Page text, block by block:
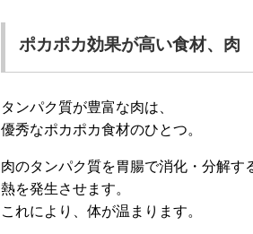
ポカポカ効果が高い食材、肉
タンパク質が豊富な肉は、
優秀なポカポカ食材のひとつ。
肉のタンパク質を胃腸で消化・分解す
熱を発生させます。
これにより、体が温まります。